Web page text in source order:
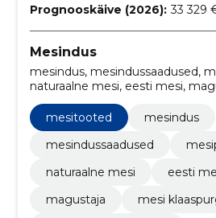
Prognooskäive (2026): 33 329
Mesindus
mesindus, mesindussaadused,
naturaalne mesi, eesti mesi,
klaaspurgis, naturaalne
turundus, meepakid
mesitooted
mesindus
mesindussaadused
naturaalne mesi
eesti
magustaja
mesi